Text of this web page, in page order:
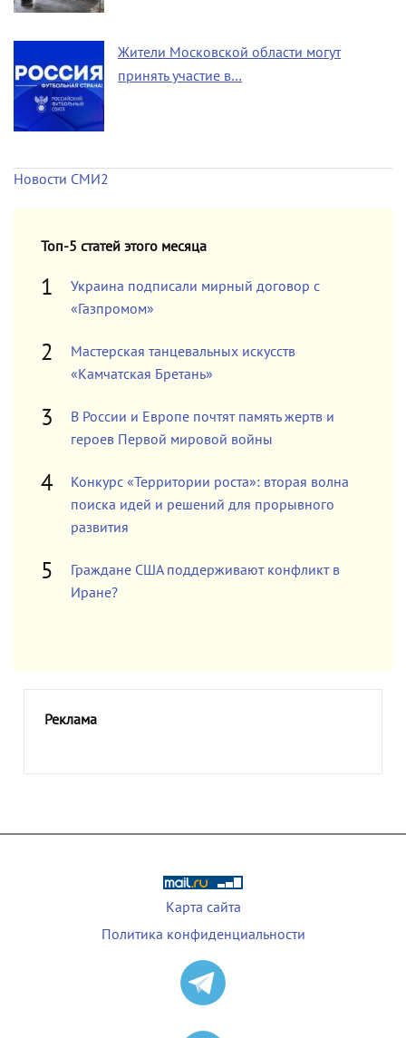
Жители Московской области могут
принять участие в…
Новости СМИ2
Топ-5 статей этого месяца
Украина подписали мирный договор с
«Газпромом»
Мастерская танцевальных искусств
«Камчатская Бретань»
В России и Европе почтят память жертв и
героев Первой мировой войны
Конкурс «Территории роста»: вторая волна
поиска идей и решений для прорывного
развития
Граждане США поддерживают конфликт в
Иране?
Реклама
Карта сайта
Политика конфиденциальности